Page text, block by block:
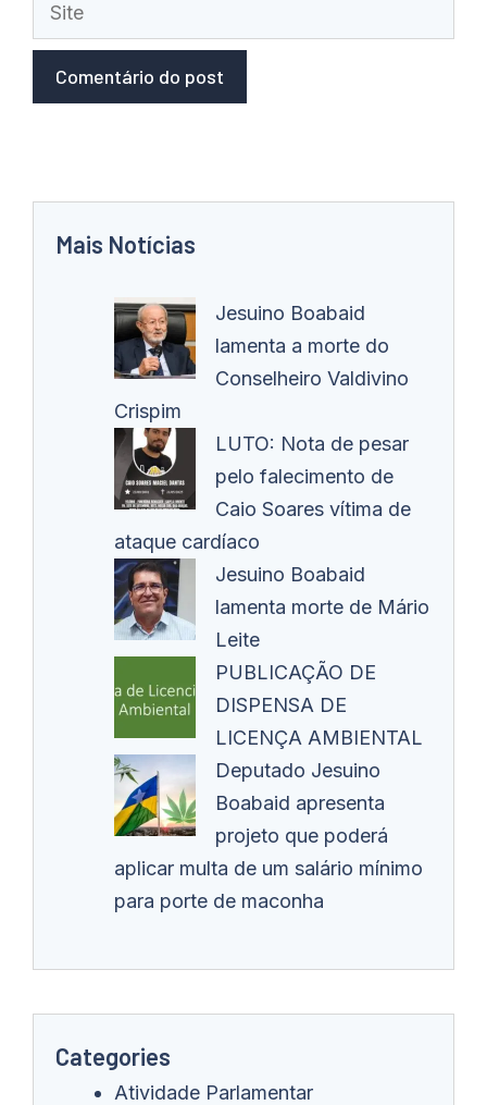
Mais Notícias
Jesuino Boabaid
lamenta a morte do
Conselheiro Valdivino
Crispim
LUTO: Nota de pesar
pelo falecimento de
Caio Soares vítima de
ataque cardíaco
Jesuino Boabaid
lamenta morte de Mário
Leite
PUBLICAÇÃO DE
DISPENSA DE
LICENÇA AMBIENTAL
Deputado Jesuino
Boabaid apresenta
projeto que poderá
aplicar multa de um salário mínimo
para porte de maconha
Categories
Atividade Parlamentar